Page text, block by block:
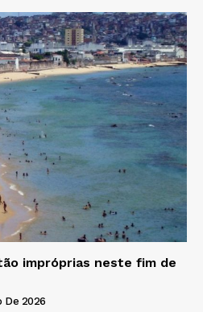
impróprias neste fim de
De 2026